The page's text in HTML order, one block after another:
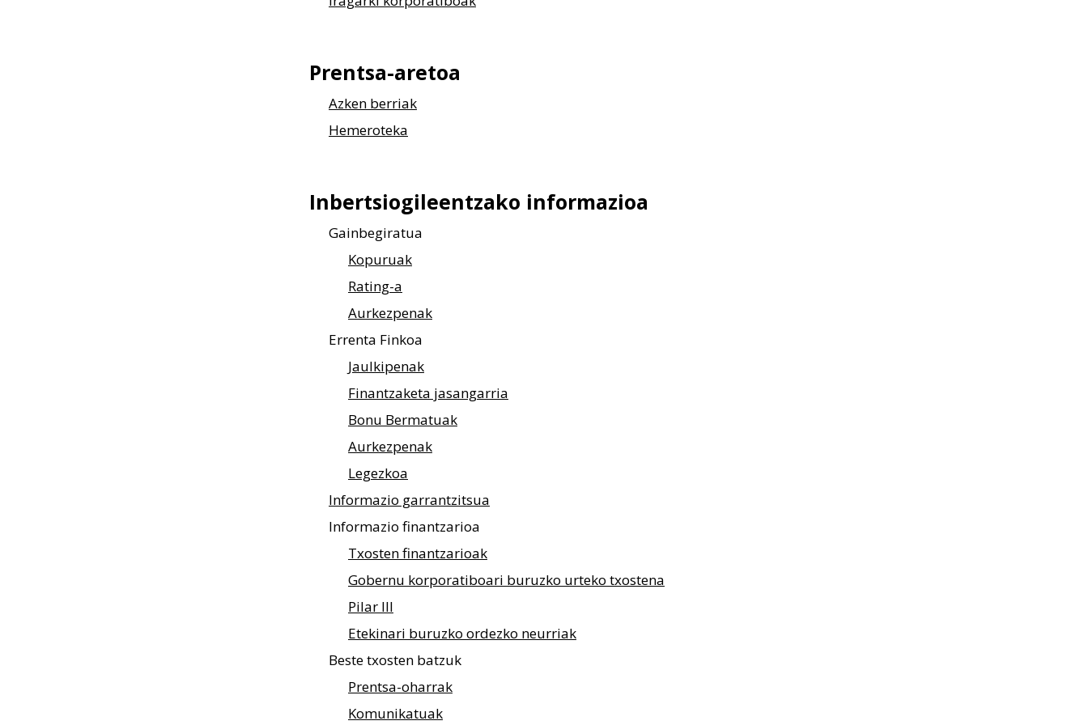
Prentsa-aretoa
Azken berriak
Hemeroteka
Inbertsiogileentzako informazioa
Gainbegiratua
Kopuruak
Rating-a
Aurkezpenak
Errenta Finkoa
Jaulkipenak
Finantzaketa jasangarria
Bonu Bermatuak
Aurkezpenak
Legezkoa
Informazio garrantzitsua
Informazio finantzarioa
Txosten finantzarioak
Gobernu korporatiboari buruzko urteko txostena
Pilar III
Etekinari buruzko ordezko neurriak
Beste txosten batzuk
Prentsa-oharrak
Komunikatuak